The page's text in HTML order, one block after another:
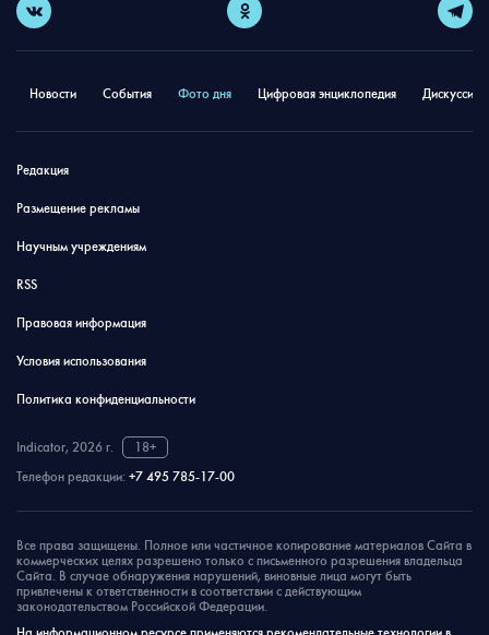
Новости События Фото дня Цифровая энциклопедия
Редакция
Размещение рекламы
Научным учреждениям
RSS
Правовая информация
Условия использования
Политика конфиденциальности
Indicator, 2026 г.
18+
Телефон редакции: +7 495 785-17-00
Все права защищены. Полное или частичное копирование материалов Сайта в
коммерческих целях разрешено только с письменного разрешения владельца
Сайта. В случае обнаружения нарушений, виновные лица могут быть
привлечены к ответственности в соответствии с действующим
законодательством Российской Федерации.